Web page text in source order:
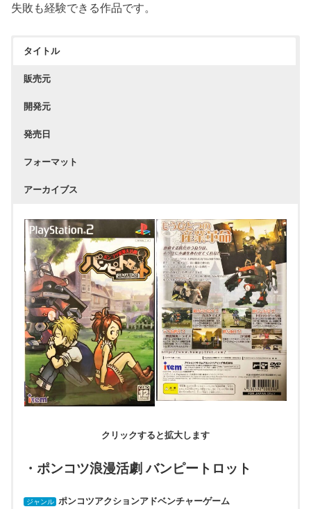
失敗も経験できる作品です。
タイトル
販売元
開発元
発売日
フォーマット
アーカイブス
クリックすると拡大します
・ポンコツ浪漫活劇 バンピートロット
ジャンル ポンコツアクションアドベンチャーゲーム